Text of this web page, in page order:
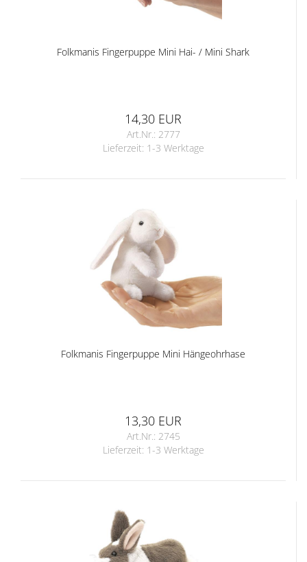
Folkmanis Fingerpuppe Mini Hai- / Mini Shark
14,30 EUR
Art.Nr.: 2777
Lieferzeit: 1-3 Werktage
Folkmanis Fingerpuppe Mini Hängeohrhase
13,30 EUR
Art.Nr.: 2745
Lieferzeit: 1-3 Werktage